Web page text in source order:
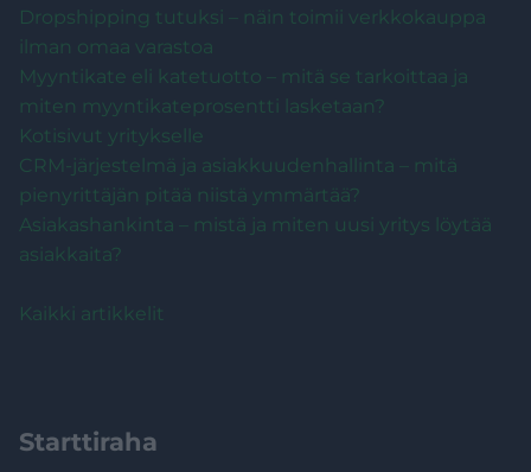
Dropshipping tutuksi – näin toimii verkkokauppa
ilman omaa varastoa
Myyntikate eli katetuotto – mitä se tarkoittaa ja
miten myyntikateprosentti lasketaan?
Kotisivut yritykselle
CRM-järjestelmä ja asiakkuudenhallinta – mitä
pienyrittäjän pitää niistä ymmärtää?
Asiakashankinta – mistä ja miten uusi yritys löytää
asiakkaita?
Kaikki artikkelit
Starttiraha